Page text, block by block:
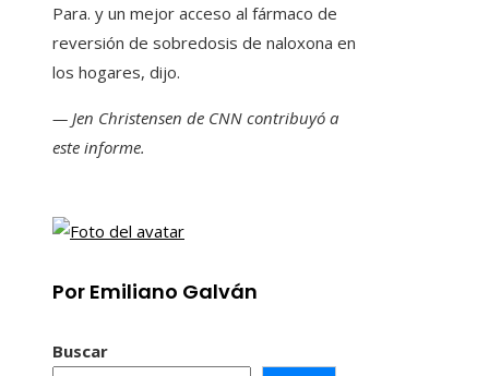
Para. y un mejor acceso al fármaco de
reversión de sobredosis de naloxona en
los hogares, dijo.
— Jen Christensen de CNN contribuyó a
este informe.
Por Emiliano Galván
Buscar